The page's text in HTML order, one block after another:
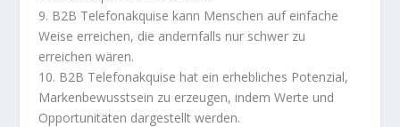
9. B2B Telefonakquise kann Menschen auf einfache
Weise erreichen, die andernfalls nur schwer zu
erreichen wären.
10. B2B Telefonakquise hat ein erhebliches Potenzial,
Markenbewusstsein zu erzeugen, indem Werte und
Opportunitäten dargestellt werden.